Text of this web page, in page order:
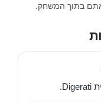
בתוך המשחק.